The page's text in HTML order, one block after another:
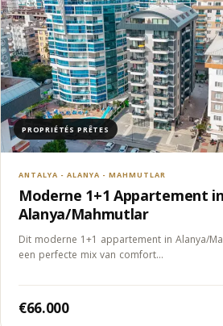
PROPRIÉTÉS PRÊTES
ANTALYA - ALANYA - MAHMUTLAR
Moderne 1+1 Appartement in
Alanya/Mahmutlar
Dit moderne 1+1 appartement in Alanya/
een perfecte mix van comfort…
€66.000